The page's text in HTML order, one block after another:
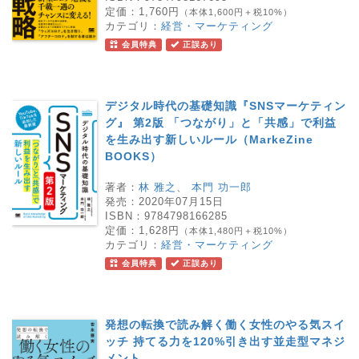
定価： 1,760円 （本体1,600円＋税10%）
カテゴリ： 経営・マーケティング
会員特典 正誤あり
デジタル時代の基礎知識『SNSマーケティン
グ』 第2版 「つながり」と「共感」で利益
を生み出す新しいルール（MarkeZine
BOOKS）
著者： 林 雅之
本門 功一郎
発売： 2020年07月15日
ISBN： 9784798166285
定価： 1,628円 （本体1,480円＋税10%）
カテゴリ： 経営・マーケティング
会員特典 正誤あり
発想の転換で読み解く働く女性のやる気スイ
ッチ 持てる力を120%引き出す並走型マネジ